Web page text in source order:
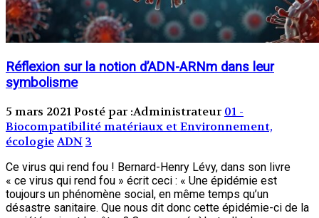
Réflexion sur la notion d’ADN-ARNm dans leur
symbolisme
5 mars 2021Posté par :Administrateur 01 -
Biocompatibilité matériaux et Environnement,
écologieADN3
Ce virus qui rend fou ! Bernard-Henry Lévy, dans son livre
« ce virus qui rend fou » écrit ceci : « Une épidémie est
toujours un phénomène social, en même temps qu’un
désastre sanitaire. Que nous dit donc cette épidémie-ci de la